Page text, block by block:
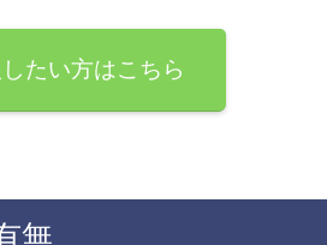
たい方はこちら
無